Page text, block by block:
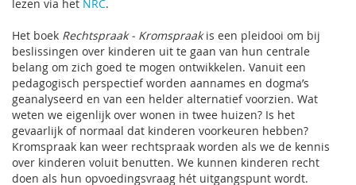
lezen via het NRC.
Het boek Rechtspraak - Kromspraakis een pleidooi om bij
beslissingen over kinderen uit te gaan van hun centrale
belang om zich goed te mogen ontwikkelen. Vanuit een
pedagogisch perspectief worden aannames en dogma’s
geanalyseerd en van een helder alternatief voorzien. Wat
weten we eigenlijk over wonen in twee huizen? Is het
gevaarlijk of normaal dat kinderen voorkeuren hebben?
Kromspraak kan weer rechtspraak worden als we de kennis
over kinderen voluit benutten. We kunnen kinderen recht
doen als hun opvoedingsvraag hét uitgangspunt wordt.